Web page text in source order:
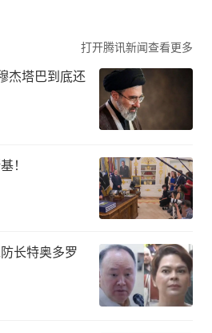
打开腾讯新闻查看更多
杰塔巴到底还
！
长特奥多罗